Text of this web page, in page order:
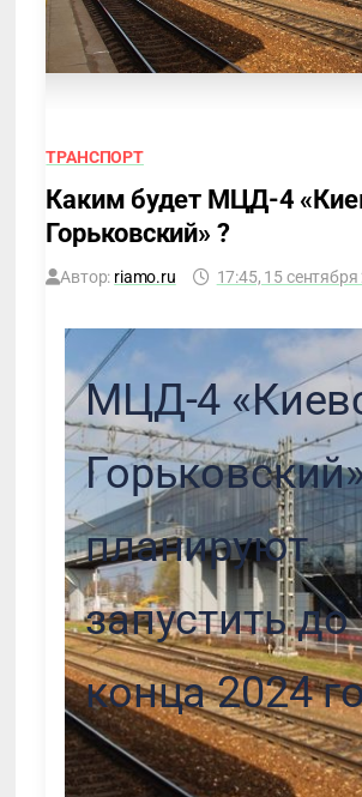
ТРАНСПОРТ
Каким будет МЦД-4
Горьковский» ?
Автор: riamo.ru 17:45, 15 сентября
МЦД-4
планируют
запустить до
конца 2024